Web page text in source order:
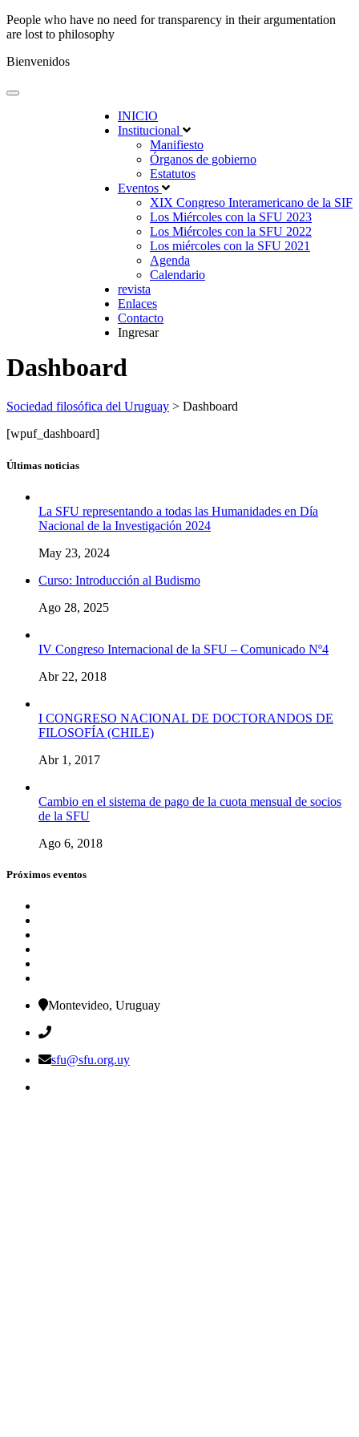
People who have no need for transparency in their argumentation
are lost to philosophy
Bienvenidos
INICIO
Institucional
Manifiesto
Órganos de gobierno
Estatutos
Eventos
XIX Congreso Interamericano de la SIF
Los Miércoles con la SFU 2023
Los Miércoles con la SFU 2022
Los miércoles con la SFU 2021
Agenda
Calendario
revista
Enlaces
Contacto
Ingresar
Dashboard
Sociedad filosófica del Uruguay > Dashboard
[wpuf_dashboard]
Últimas noticias
La SFU representando a todas las Humanidades en Día
Nacional de la Investigación 2024
May 23, 2024
Curso: Introducción al Budismo
Ago 28, 2025
IV Congreso Internacional de la SFU – Comunicado Nº4
Abr 22, 2018
I CONGRESO NACIONAL DE DOCTORANDOS DE
FILOSOFÍA (CHILE)
Abr 1, 2017
Cambio en el sistema de pago de la cuota mensual de socios
de la SFU
Ago 6, 2018
Próximos eventos
Montevideo, Uruguay
sfu@sfu.org.uy